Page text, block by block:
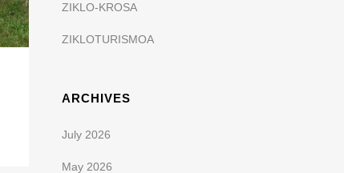
ZIKLO-KROSA
ZIKLOTURISMOA
ARCHIVES
July 2026
May 2026